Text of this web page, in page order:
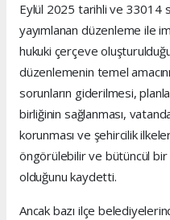
Eylül 2025 tarihli ve 33014
yayımlanan düzenleme ile
hukuki çerçeve
düzenlemenin temel
sorunların giderilmesi,
birliğinin sağlanması,
korunması ve şehircilik
öngörülebilir ve bütüncül
olduğunu kaydetti.
Ancak bazı ilçe